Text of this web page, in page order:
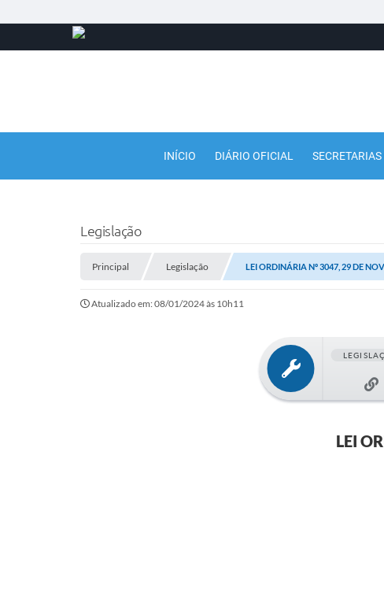
INÍCIO DIÁRIO OFICIAL
Legislação
Principal Legislação LEI ORDINÁRIA Nº 3047, 29 DE
Atualizado em: 08/01/2024 às 10h11
LEI